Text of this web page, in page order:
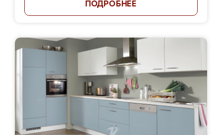
ПОДРОБНЕЕ